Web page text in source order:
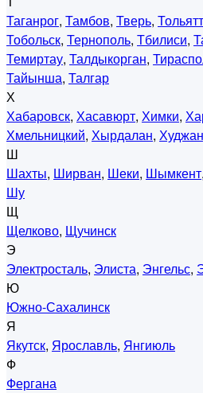
Таганрог, Тамбов, Тверь,
Тобольск, Тернополь, Тбилиси,
Темиртау, Талдыкорган,
Тайынша, Талгар
Х
Хабаровск, Хасавюрт, Химки,
Хмельницкий, Хырдалан,
Ш
Шахты, Ширван, Шеки, Шымкент,
Шу
Щ
Щелково, Щучинск
Э
Электросталь, Элиста, Энгельс,
Ю
Южно-Сахалинск
Я
Якутск, Ярославль, Янгиюль
Ф
Фергана